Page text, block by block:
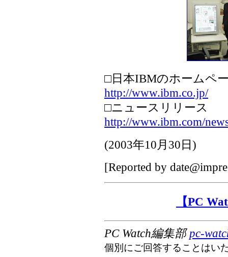
□日本IBMのホームペ
http://www.ibm.co.jp/
□ニュースリリース
http://www.ibm.com/
(2003年10月30日 )
[Reported by
【PC
PC Watch編集部pc-
個別にご回答することはい